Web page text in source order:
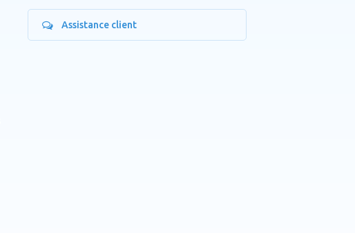
Assistance client